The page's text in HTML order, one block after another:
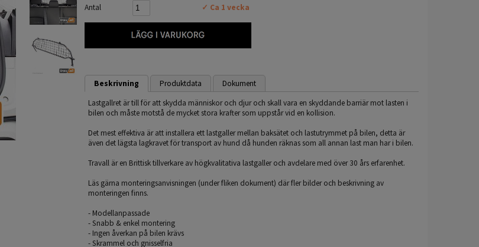
Antal ✓ Ca 1 vecka
Beskrivning Produktdata
Dokument
Lastgallret är till för att skydda människor och djur och skall vara en skyddande barriär mot lasten i
bilen och måste motstå de mycket stora krafter som uppstår vid en kollision.
Det mest effektiva är att installera ett lastgaller mellan baksätet och lastutrymmet på bilen, detta är
även det lägsta lagkravet för transport av hund då hunden räknas som all annan last man har i bilen.
Travall är en Brittisk tillverkare av högkvalitativa lastgaller och avdelare med över 30 års erfarenhet.
Läs gärna monteringsanvisningen (under fliken dokument) där fler bilder och beskrivning av
monteringen finns.
- Modellanpassade
- Snabb & enkel montering
- Ingen åverkan på bilen krävs
- Skrammel och gnisselfria